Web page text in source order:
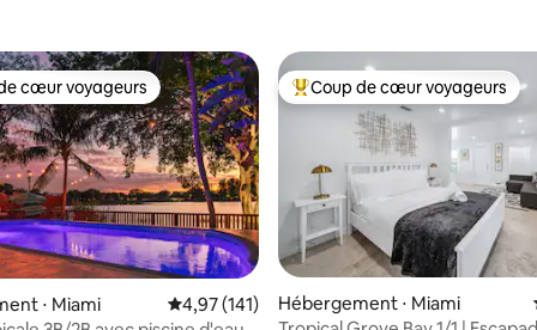
base de 114 commentaires : 4,96 sur 5
cœur voyageurs les plus appréciés
cœur voyageurs
⋅ Miami Évaluation moyenne sur la base de 141
4,97 (141)
Coups de cœur voyageurs les
Coup de cœur voyageurs
Hébergement ⋅ Miami